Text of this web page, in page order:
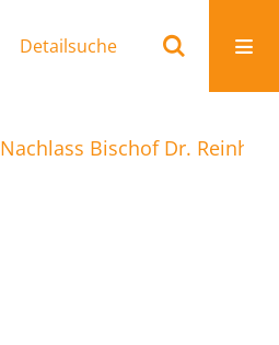
Detailsuche
Nachlass Bischof Dr.